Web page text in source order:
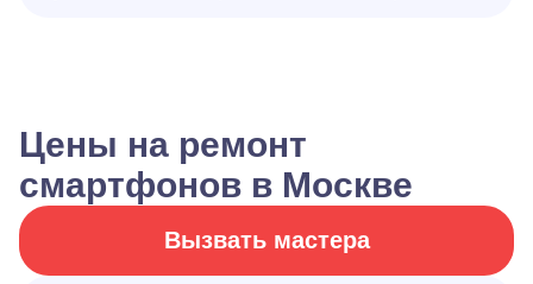
Цены на ремонт
смартфонов в Москве
Вызвать мастера